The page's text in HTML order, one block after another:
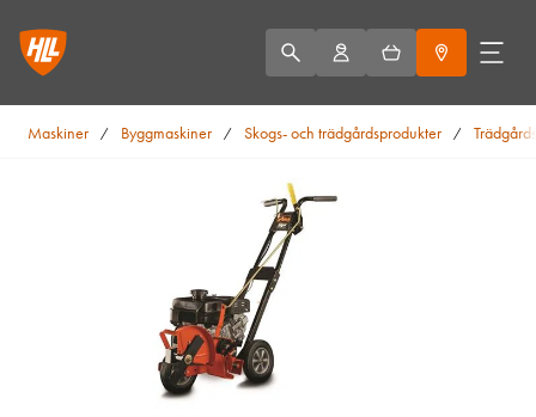
Maskiner / Byggmaskiner / Skogs- och trädgårdsprodukter /